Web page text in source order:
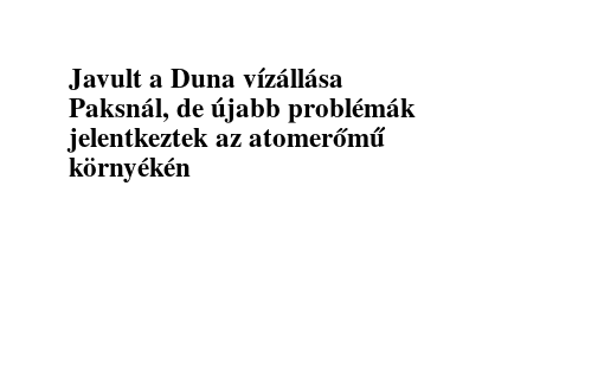
Javult a Duna vízállása
Paksnál, de újabb problémák
jelentkeztek az atomerőmű
környékén